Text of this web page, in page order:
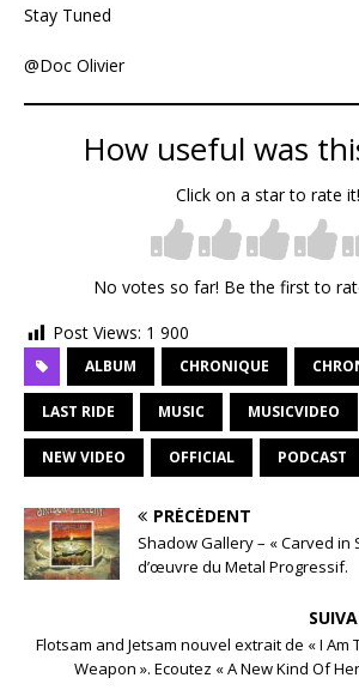
Stay Tuned
@Doc Olivier
How useful was
Click on a star to rate it!
No votes so far! Be the first to
Post Views: 1 900
ALBUM CHRONIQUE
LAST RIDE MUSIC MUSICVIDEO
NEW VIDEO OFFICIAL PODCAST
PRÉCÉDENT
Shadow Gallery – « Carved in
d’œuvre du Metal Progressif.
Flotsam and Jetsam nouvel extrait de « I Am
Weapon ». Ecoutez « A New Kind Of